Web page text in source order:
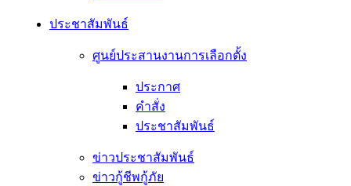
ประชาสัมพันธ์
ศูนย์ประสานงานการเลือกตั้ง
ประกาศ
คำสั่ง
ประชาสัมพันธ์
ข่าวประชาสัมพันธ์
ข่าวกู้ชีพกู้ภัย